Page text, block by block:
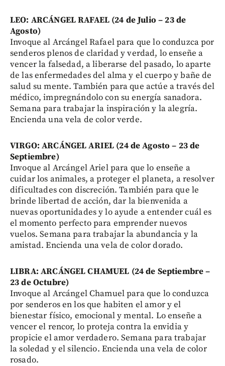
LEO: ARCÁNGEL RAFAEL (24 de Julio – 23 de
Agosto)
Invoque al Arcángel Rafael para que lo conduzca por
senderos plenos de claridad y verdad, lo enseñe a
vencer la falsedad, a liberarse del pasado, lo aparte
de las enfermedades del alma y el cuerpo y bañe de
salud su mente. También para que actúe a través del
médico, impregnándolo con su energía sanadora.
Semana para trabajar la inspiración y la alegría.
Encienda una vela de color verde.
VIRGO: ARCÁNGEL ARIEL (24 de Agosto – 23 de
Septiembre)
Invoque al Arcángel Ariel para que lo enseñe a
cuidar los animales, a proteger el planeta, a resolver
dificultades con discreción. También para que le
brinde libertad de acción, dar la bienvenida a
nuevas oportunidades y lo ayude a entender cuál es
el momento perfecto para emprender nuevos
vuelos. Semana para trabajar la abundancia y la
amistad. Encienda una vela de color dorado.
LIBRA: ARCÁNGEL CHAMUEL (24 de Septiembre –
23 de Octubre)
Invoque al Arcángel Chamuel para que lo conduzca
por senderos en los que habiten el amor y el
bienestar físico, emocional y mental. Lo enseñe a
vencer el rencor, lo proteja contra la envidia y
propicie el amor verdadero. Semana para trabajar
la soledad y el silencio. Encienda una vela de color
rosado.